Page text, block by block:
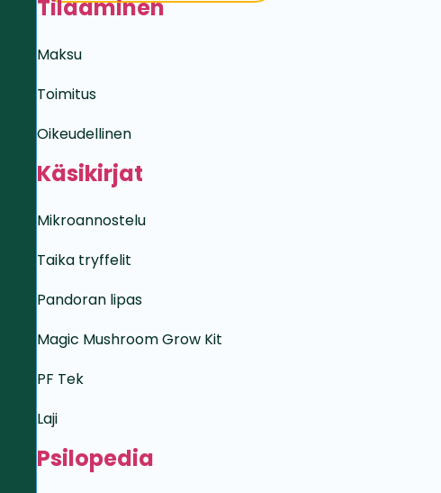
Tilaaminen
Maksu
Toimitus
Oikeudellinen
Käsikirjat
Mikroannostelu
Taika tryffelit
Pandoran lipas
Magic Mushroom Grow Kit
PF Tek
Laji
Psilopedia